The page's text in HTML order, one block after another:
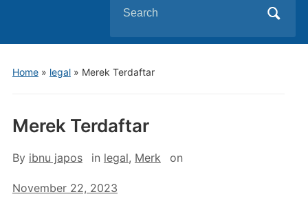
for:
Home» legal» Merek Terdaftar
Merek Terdaftar
By ibnu japos in legal, Merk on
November 22, 2023